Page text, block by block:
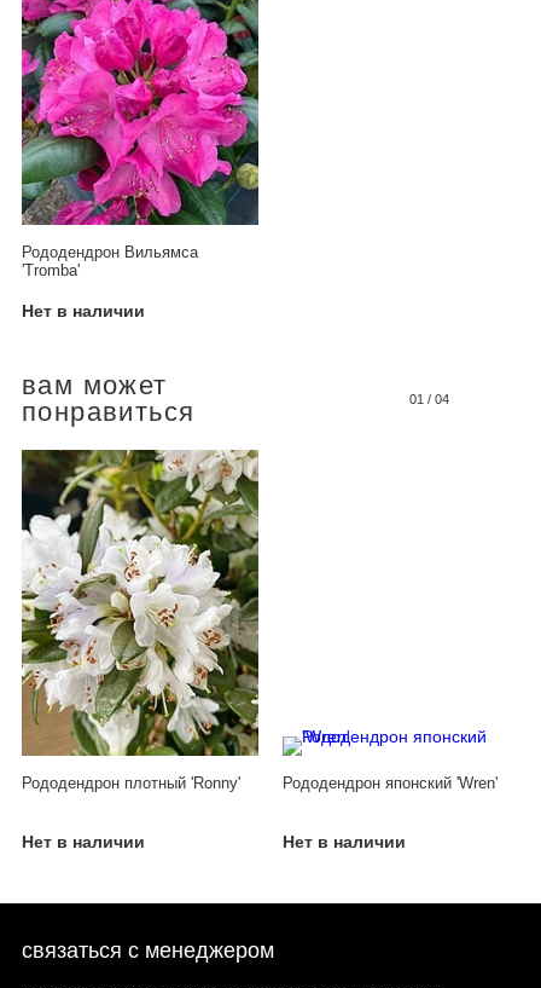
Рододендрон Вильямса
'Tromba'
Нет в наличии
вам может
понравиться
01 / 04
Рододендрон плотный 'Ronny'
Нет в наличии
Рододендрон японский 'Wren'
Нет в наличии
связаться с менеджером